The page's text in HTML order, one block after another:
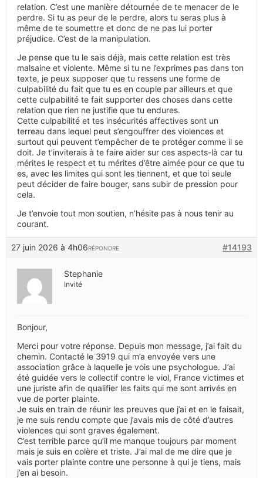
relation. C’est une manière détournée de te menacer de le
perdre. Si tu as peur de le perdre, alors tu seras plus à
même de te soumettre et donc de ne pas lui porter
préjudice. C’est de la manipulation.
Je pense que tu le sais déjà, mais cette relation est très
malsaine et violente. Même si tu ne l’exprimes pas dans ton
texte, je peux supposer que tu ressens une forme de
culpabilité du fait que tu es en couple par ailleurs et que
cette culpabilité te fait supporter des choses dans cette
relation que rien ne justifie que tu endures.
Cette culpabilité et tes insécurités affectives sont un
terreau dans lequel peut s’engouffrer des violences et
surtout qui peuvent t’empêcher de te protéger comme il se
doit. Je t’inviterais à te faire aider sur ces aspects-là car tu
mérites le respect et tu mérites d’être aimée pour ce que tu
es, avec les limites qui sont les tiennent, et que toi seule
peut décider de faire bouger, sans subir de pression pour
cela.
Je t’envoie tout mon soutien, n’hésite pas à nous tenir au
courant.
27 juin 2026 à 4h06 #14193
RÉPONDRE
Stephanie
Invité
Bonjour,
Merci pour votre réponse. Depuis mon message, j’ai fait du
chemin. Contacté le 3919 qui m’a envoyée vers une
association grâce à laquelle je vois une psychologue. J’ai
été guidée vers le collectif contre le viol, France victimes et
une juriste afin de qualifier les faits qui me sont arrivés en
vue de porter plainte.
Je suis en train de réunir les preuves que j’ai et en le faisait,
je me suis rendu compte que j’avais mis de côté d’autres
violences qui sont graves également.
C’est terrible parce qu’il me manque toujours par moment
mais je suis en colère et triste. J’ai mal de me dire que je
vais porter plainte contre une personne à qui je tiens, mais
j’en ai besoin.